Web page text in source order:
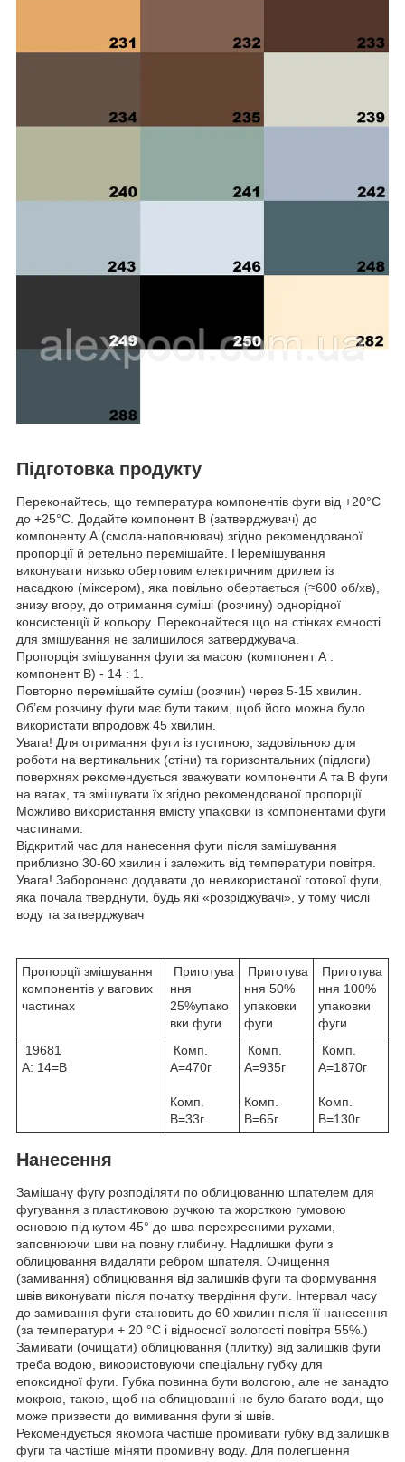
Підготовка продукту
Переконайтесь, що температура компонентів фуги від +20°С
до +25°С. Додайте компонент В (затверджувач) до
компоненту А (смола-наповнювач) згідно рекомендованої
пропорції й ретельно перемішайте. Перемішування
виконувати низько обертовим електричним дрилем із
насадкою (міксером), яка повільно обертається (≈600 об/хв),
знизу вгору, до отримання суміші (розчину) однорідної
консистенції й кольору. Переконайтеся що на стінках ємності
для змішування не залишилося затверджувача.
Пропорція змішування фуги за масою (компонент А :
компонент В) - 14 : 1.
Повторно перемішайте суміш (розчин) через 5-15 хвилин.
Об’єм розчину фуги має бути таким, щоб його можна було
використати впродовж 45 хвилин.
Увага! Для отримання фуги із густиною, задовільною для
роботи на вертикальних (стіни) та горизонтальних (підлоги)
поверхнях рекомендується зважувати компоненти А та В фуги
на вагах, та змішувати їх згідно рекомендованої пропорції.
Можливо використання вмісту упаковки із компонентами фуги
частинами.
Відкритий час для нанесення фуги після замішування
приблизно 30-60 хвилин і залежить від температури повітря.
Увага! Заборонено додавати до невикористаної готової фуги,
яка почала тверднути, будь які «розріджувачі», у тому числі
воду та затверджувач
Пропорції змішування
компонентів у вагових
частинах
Приготува
ння
25%упако
вки фуги
Приготува
ння 50%
упаковки
фуги
Приготува
ння 100%
упаковки
фуги
19681
А: 14=В
Комп.
А=470г
Комп.
В=33г
Комп.
А=935г
Комп.
В=65г
Комп.
А=1870г
Комп.
В=130г
Нанесення
Замішану фугу розподіляти по облицюванню шпателем для
фугування з пластиковою ручкою та жорсткою гумовою
основою під кутом 45° до шва перехресними рухами,
заповнюючи шви на повну глибину. Надлишки фуги з
облицювання видаляти ребром шпателя. Очищення
(замивання) облицювання від залишків фуги та формування
швів виконувати після початку твердіння фуги. Інтервал часу
до замивання фуги становить до 60 хвилин після її нанесення
(за температури + 20 °С і відносної вологості повітря 55%.)
Замивати (очищати) облицювання (плитку) від залишків фуги
треба водою, використовуючи спеціальну губку для
епоксидної фуги. Губка повинна бути вологою, але не занадто
мокрою, такою, щоб на облицюванні не було багато води, що
може призвести до вимивання фуги зі швів.
Рекомендується якомога частіше промивати губку від залишків
фуги та частіше міняти промивну воду. Для полегшення